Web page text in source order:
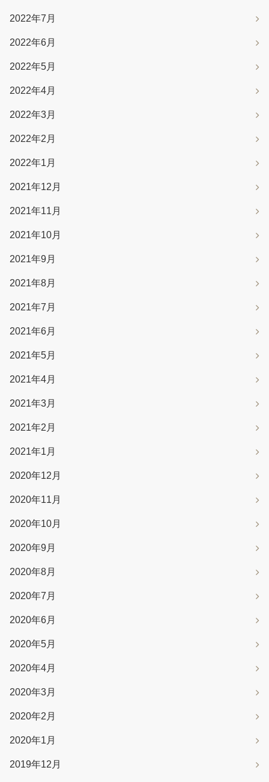
2022年7月
2022年6月
2022年5月
2022年4月
2022年3月
2022年2月
2022年1月
2021年12月
2021年11月
2021年10月
2021年9月
2021年8月
2021年7月
2021年6月
2021年5月
2021年4月
2021年3月
2021年2月
2021年1月
2020年12月
2020年11月
2020年10月
2020年9月
2020年8月
2020年7月
2020年6月
2020年5月
2020年4月
2020年3月
2020年2月
2020年1月
2019年12月